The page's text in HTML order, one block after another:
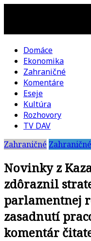
DAV
DVA
kultúrno-
politická
revue
Domáce
Ekonomika
Zahraničné
Komentáre
Eseje
Kultúra
Rozhovory
TV DAV
Zahraničné
Novinky z
zdôraznil
parlamentnej
zasadnutí
komentár